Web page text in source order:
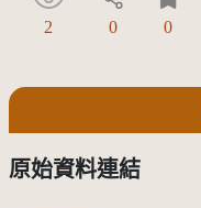
2 0 0
原始資料連結